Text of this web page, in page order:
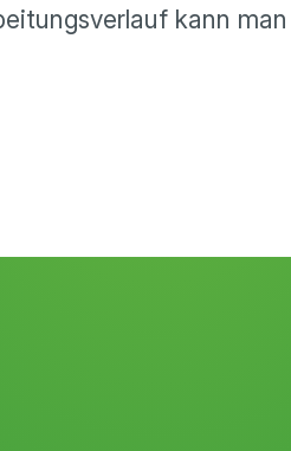
kann